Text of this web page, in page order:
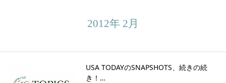
2012年 2月
USA TODAYのSNAPSHOTS、続きの続
き！…